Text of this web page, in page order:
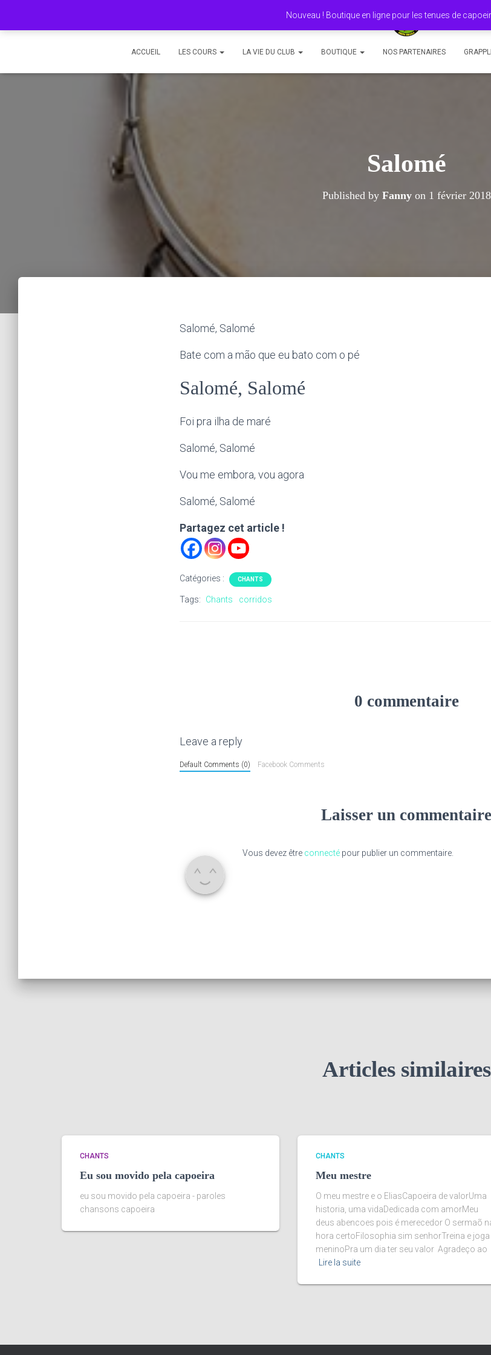
Nouveau ! Boutique en ligne pour les tenues de
ACCUEIL LES COURS LA VIE DU CLUB BOUTIQUE NOS PARTENAIRES
Salomé
Published by Fannyon 1 février 2018
Salomé, Salomé
Bate com a mão que eu bato com o pé
Salomé, Salomé
Foi pra ilha de maré
Salomé, Salomé
Vou me embora, vou agora
Salomé, Salomé
Partagez cet article !
Catégories : CHANTS
Tags: Chants corridos
0 commentaire
Leave a reply
Default Comments (0) Facebook Comments
Laisser un commentaire
Vous devez être connecté pour publier un commentaire.
Articles similaires
CHANTS
Eu sou movido pela capoeira
eu sou movido pela capoeira - paroles
chansons capoeira
CHANTS
Meu mestre
O meu mestre e o EliasCapoeira de valorUma
historia, uma vidaDedicada com amorMeu
deus abencoes pois é merecedor O sermaõ
hora certoFilosophia sim senhorTreina e joga
meninoPra um dia ter seu valor Agradeço ao
Lire la suite